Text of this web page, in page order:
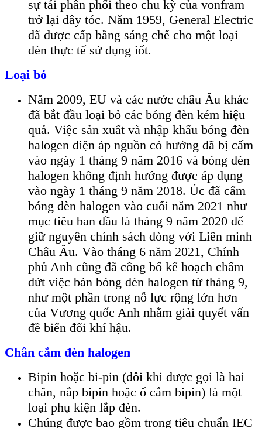
sự tái phân phối theo chu kỳ của vonfram
trở lại dây tóc. Năm 1959, General Electric
đã được cấp bằng sáng chế cho một loại
đèn thực tế sử dụng iốt.
Loại bỏ
Năm 2009, EU và các nước châu Âu khác
đã bắt đầu loại bỏ các bóng đèn kém hiệu
quả. Việc sản xuất và nhập khẩu bóng đèn
halogen điện áp nguồn có hướng đã bị cấm
vào ngày 1 tháng 9 năm 2016 và bóng đèn
halogen không định hướng được áp dụng
vào ngày 1 tháng 9 năm 2018. Úc đã cấm
bóng đèn halogen vào cuối năm 2021 như
mục tiêu ban đầu là tháng 9 năm 2020 để
giữ nguyên chính sách dòng với Liên minh
Châu Âu. Vào tháng 6 năm 2021, Chính
phủ Anh cũng đã công bố kế hoạch chấm
dứt việc bán bóng đèn halogen từ tháng 9,
như một phần trong nỗ lực rộng lớn hơn
của Vương quốc Anh nhằm giải quyết vấn
đề biến đổi khí hậu.
Chân cắm đèn halogen
Bipin hoặc bi-pin (đôi khi được gọi là hai
chân, nắp bipin hoặc ổ cắm bipin) là một
loại phụ kiện lắp đèn.
Chúng được bao gồm trong tiêu chuẩn IEC